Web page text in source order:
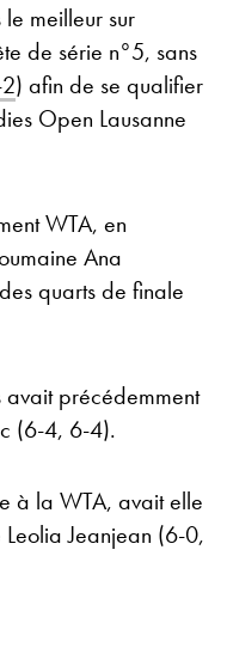
meilleur sur
de série n°5, sans
) afin de se qualifier
Open Lausanne
WTA, en
Ana
quarts de finale
précédemment
(6-4, 6-4).
à la WTA, avait elle
Jeanjean (6-0,